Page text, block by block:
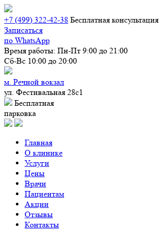
+7 (499) 322-42-38 Бесплатная конcультация
Записаться
по WhatsApp
Время работы: Пн-Пт 9:00 до 21:00
Сб-Вс 10:00 до 20:00
м. Речной вокзал
ул. Фестивальная 28с1
Бесплатная
парковка
Главная
О клинике
Услуги
Цены
Врачи
Пациентам
Акции
Отзывы
Контакты